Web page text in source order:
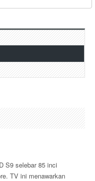
S9 selebar 85 inci
TV ini menawarkan